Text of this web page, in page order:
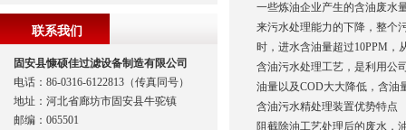
一些炼油企业产生的含油废水
来污水处理能力的下降，整个
时，进水含油量超过10PPM
含油污水处理工艺，是利用公
油量以及COD大大降低，含油
含油污水精处理装置优势特点
阻截除油工艺处理后的废水，
联系我们
固安县慷硕佳过滤设备制造有限公司
电话：86-0316-6122813（传真同号）
地址：河北省廊坊市固安县牛驼镇
邮编：065501